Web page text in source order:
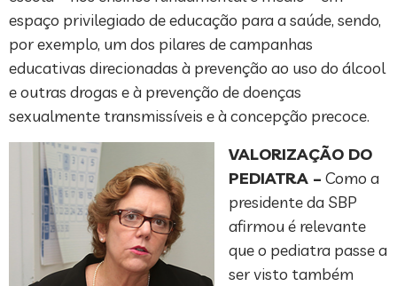
espaço privilegiado de educação para a saúde, sendo,
por exemplo, um dos pilares de campanhas
educativas direcionadas à prevenção ao uso do álcool
e outras drogas e à prevenção de doenças
sexualmente transmissíveis e à concepção precoce.
VALORIZAÇÃO DO
PEDIATRA – Como a
presidente da SBP
afirmou é relevante
que o pediatra passe a
ser visto também